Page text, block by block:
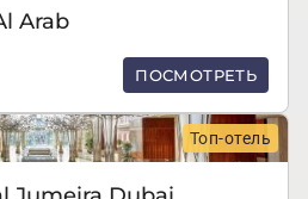
Arab
ПОСМОТРЕТЬ
Топ-отель